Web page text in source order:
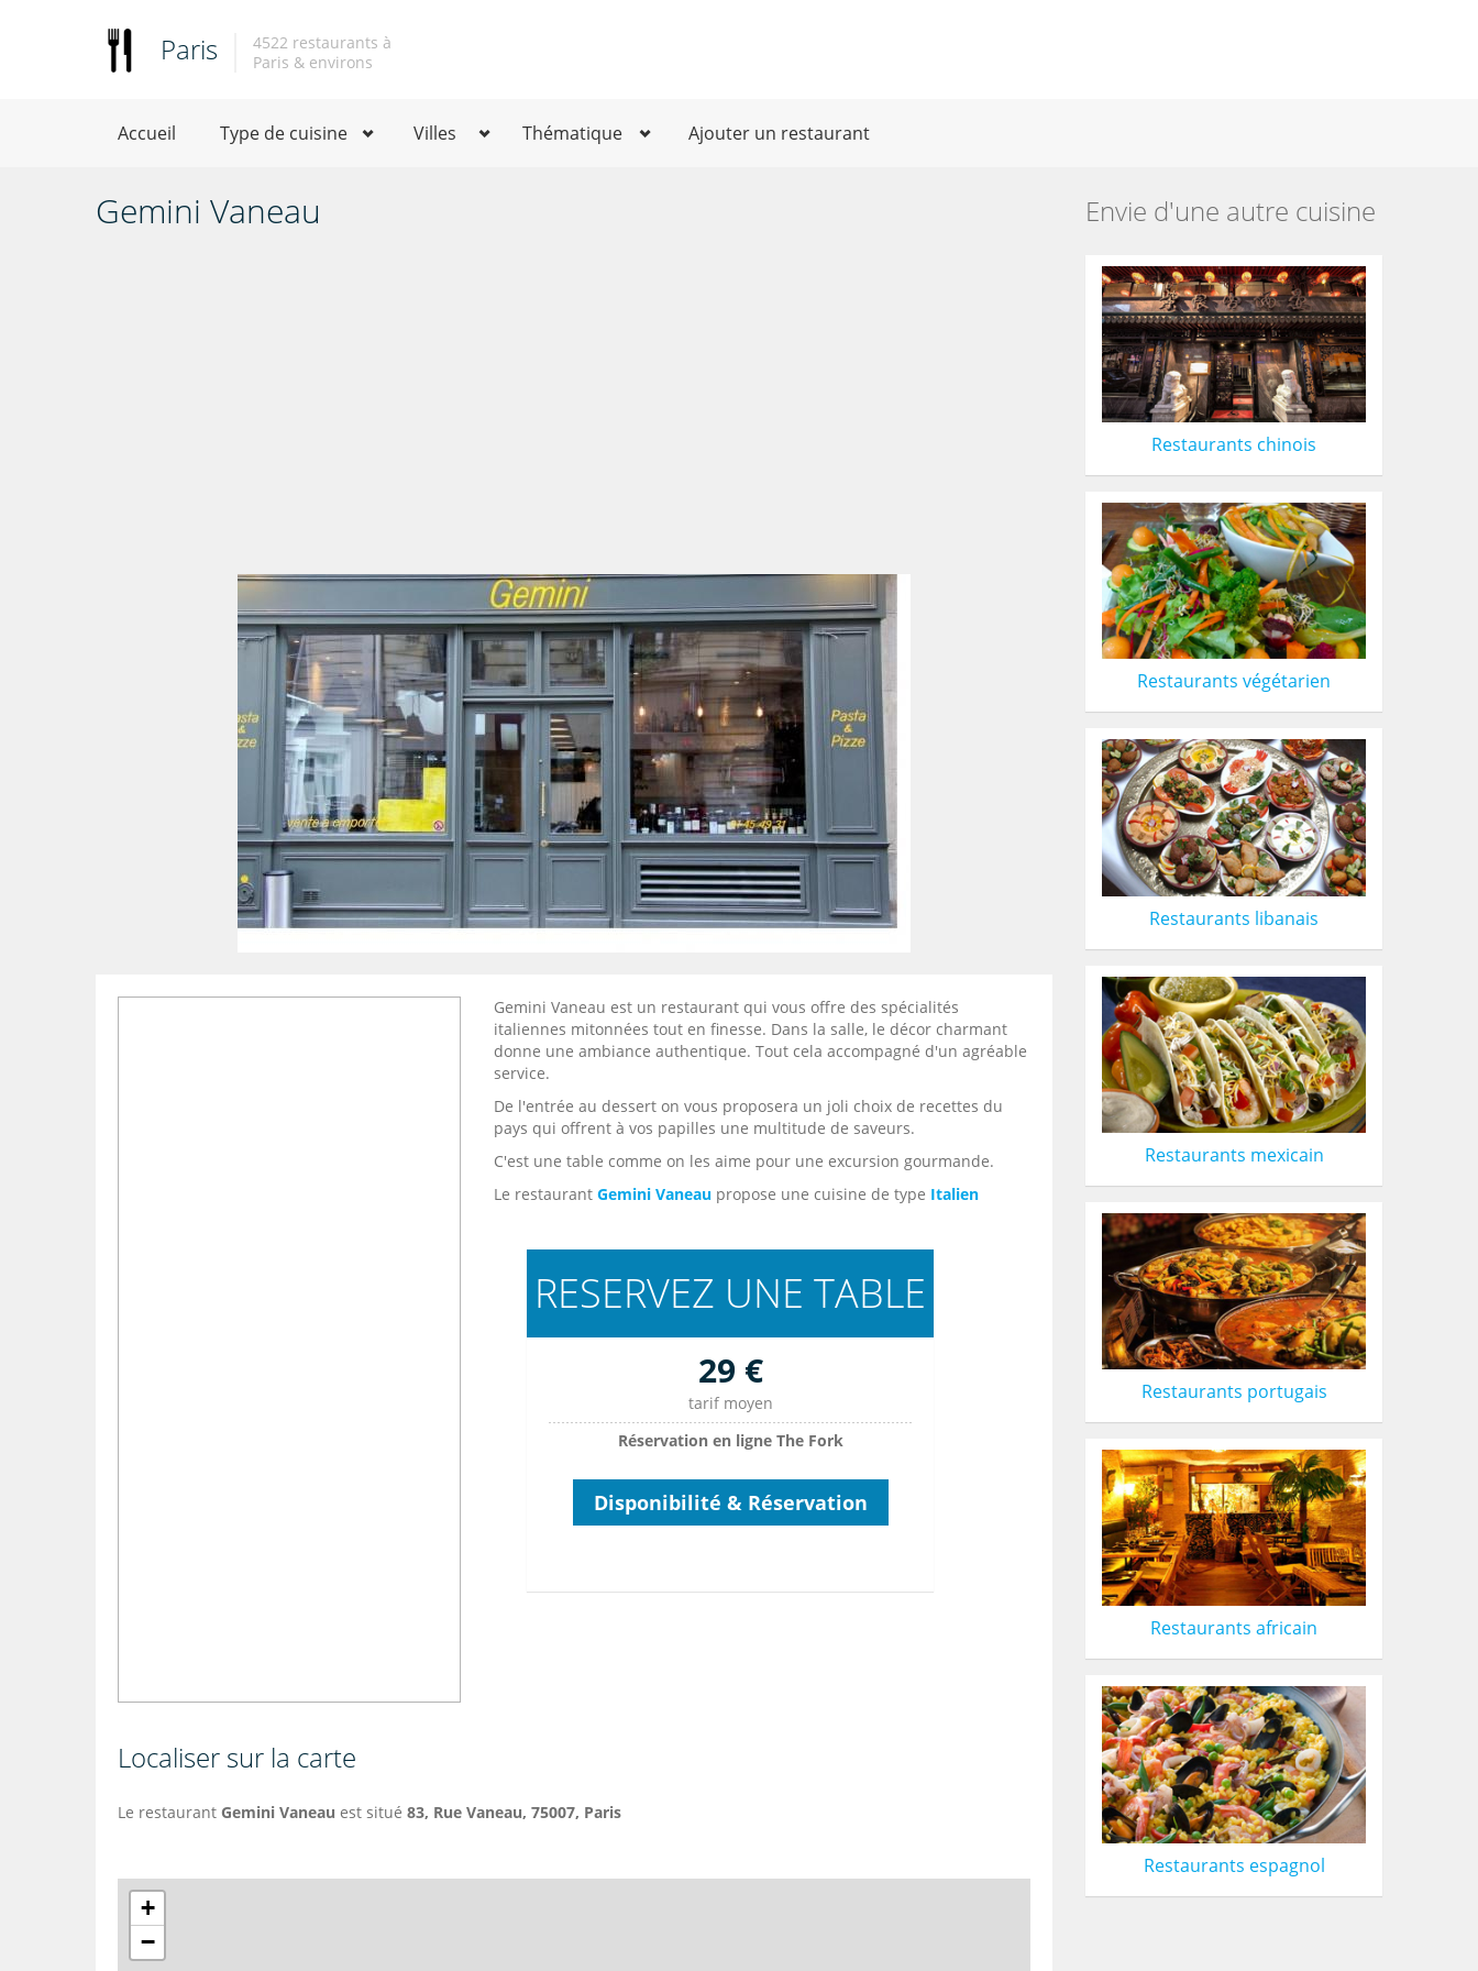
Paris
4522 restaurants à
Paris & environs
Accueil Type de cuisine Villes Thématique Ajouter un restaurant
Gemini Vaneau
Gemini Vaneau est un restaurant qui vous offre des spécialités
italiennes mitonnées tout en finesse. Dans la salle, le décor charmant
donne une ambiance authentique. Tout cela accompagné d'un agréable
service.
De l'entrée au dessert on vous proposera un joli choix de recettes du
pays qui offrent à vos papilles une multitude de saveurs.
C'est une table comme on les aime pour une excursion gourmande.
Le restaurant Gemini Vaneau propose une cuisine de type Italien
RESERVEZ UNE TABLE
29 €
tarif moyen
Réservation en ligne The Fork
Disponibilité & Réservation
Localiser sur la carte
Le restaurant Gemini Vaneau est situé 83, Rue Vaneau, 75007, Paris
+
−
Envie d'une autre cuisine
Restaurants chinois
Restaurants végétarien
Restaurants libanais
Restaurants mexicain
Restaurants portugais
Restaurants africain
Restaurants espagnol